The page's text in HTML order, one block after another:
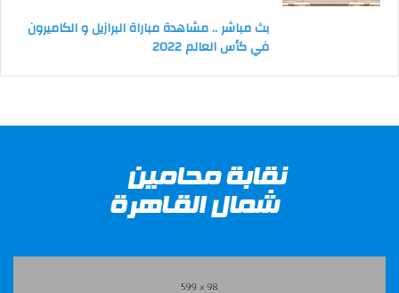
بث مباشر .. مشاهدة مباراة البرازيل و الكاميرون
في كأس العالم 2022